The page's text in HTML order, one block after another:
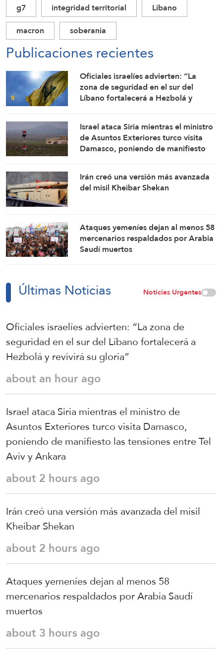
g7 integridad territorial
Libano
macron
soberania
Publicaciones recientes
Oficiales israelíes advierten: “La
zona de seguridad en el sur del
Líbano fortalecerá a Hezbolá y
Israel ataca Siria mientras el ministro
de Asuntos Exteriores turco visita
Damasco, poniendo de manifiesto
Irán creó una versión más avanzada
del misil Kheibar Shekan
Ataques yemeníes dejan al menos 58
mercenarios respaldados por Arabia
Saudí muertos
Últimas Noticias Noticias Urgentes
Oficiales israelíes advierten: “La zona de
seguridad en el sur del Líbano fortalecerá a
Hezbolá y revivirá su gloria”
about an hour ago
Israel ataca Siria mientras el ministro de
Asuntos Exteriores turco visita Damasco,
poniendo de manifiesto las tensiones entre Tel
Aviv y Ankara
about 2 hours ago
Irán creó una versión más avanzada del misil
Kheibar Shekan
about 2 hours ago
Ataques yemeníes dejan al menos 58
mercenarios respaldados por Arabia Saudí
muertos
about 3 hours ago